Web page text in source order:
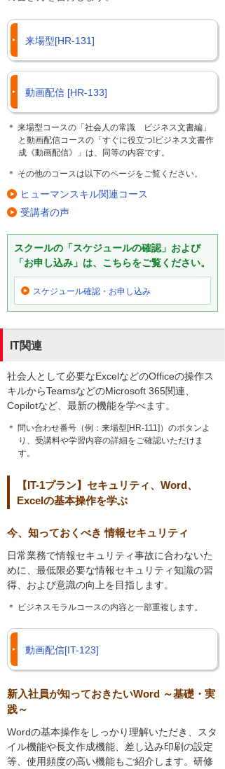
来場型[HR-131]
動画配信 [HR-133]
＊ 来場型コースの「社会人の常識 ビジネス文書編」
と動画配信コースの「すぐに役立つ!ビジネス文書作
成《動画配信》」は、同等の内容です。
＊ その他のコースは以下のページをご覧ください。
ヒューマンスキル関連コース
受講者の声
スクールの「スケジュールの確認」および
「お申し込み」は、こちらをご覧ください。
スケジュール確認・ お申し込み
IT関連
社会人として必要なExcelなどのOfficeの操作ス
キルからTeamsなどのMicrosoft 365関連、
Copilotなど、最新の機能を学べます。
＊ 問い合わせ番号（例：来場型[HR-111]）のボタンよ
り、受講料や学習内容の詳細をご確認いただけま
す。
【IT-1プラン】セキュリティ、Word、
Excelの基本操作を学ぶ
今、知っておくべき 情報セキュリティ
日常業務で情報セキュリティ事故に合わないた
めに、最低限必要な情報セキュリティ知識の習
得、および意識の向上を目指します。
＊ ビジネスモラルコースの内容と一部重複します。
動画配信[IT-123]
新入社員が知っておきたいWord ～基礎・実
践～
Wordの基本操作をしっかり理解いただき、スタ
イル機能や長文作成機能、差し込み印刷の設定
等、使用頻度の高い機能もご紹介します。研修